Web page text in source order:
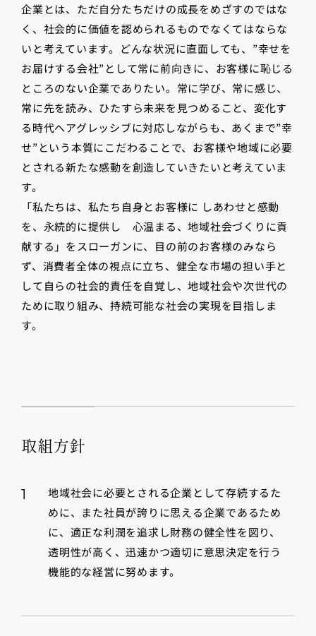
企業とは、ただ自分たちだけの成長をめざすのではな
く、社会的に価値を認められるものでなくてはならな
いと考えています。どんな状況に直面しても、”幸せを
お届けする会社”として常に前向きに、お客様に恥じる
ところのない企業でありたい。常に学び、常に感じ、
常に先を読み、ひたすら未来を見つめること、変化す
る時代へアグレッシブに対応しながらも、あくまで”幸
せ”という本質にこだわることで、お客様や地域に必要
とされる新たな感動を創造していきたいと考えていま
す。
「私たちは、私たち自身とお客様に しあわせと感動
を、永続的に提供し 心温まる、地域社会づくりに貢
献する」をスローガンに、目の前のお客様のみなら
ず、消費者全体の視点に立ち、健全な市場の担い手と
して自らの社会的責任を自覚し、地域社会や次世代の
ために取り組み、持続可能な社会の実現を目指しま
す。
取組方針
1
地域社会に必要とされる企業として存続するた
めに、また社員が誇りに思える企業であるため
に、適正な利潤を追求し財務の健全性を図り、
透明性が高く、迅速かつ適切に意思決定を行う
機能的な経営に努めます。